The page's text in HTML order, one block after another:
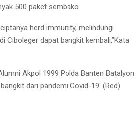
500 paket sembako.
herd immunity, melindungi
dapat bangkit kembali,”Kata
Akpol 1999 Polda Banten Batalyon
dari pandemi Covid-19. (Red)